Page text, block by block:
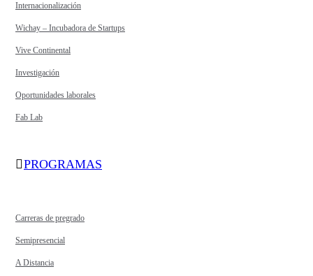
Internacionalización
Wichay – Incubadora de Startups
Vive Continental
Investigación
Oportunidades laborales
Fab Lab
PROGRAMAS
Carreras de pregrado
Semipresencial
A Distancia